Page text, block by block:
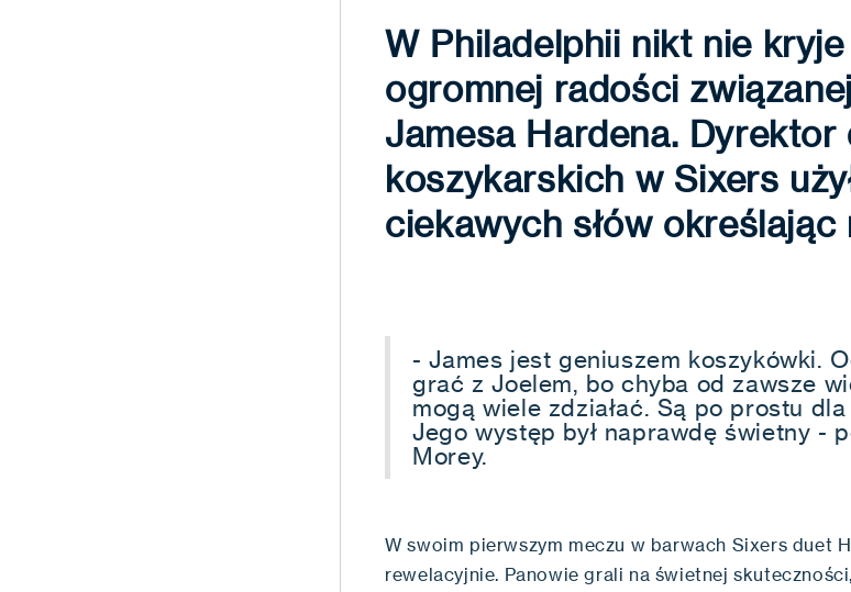
W Philadelphii nikt nie
ogromnej radości
Jamesa Hardena. Dyrektor
koszykarskich w Sixers
ciekawych słów określając
- James jest geniuszem koszykówki.
grać z Joelem, bo chyba od zawsze
mogą wiele zdziałać. Są po prostu
Jego występ był naprawdę świetny -
Morey.
W swoim pierwszym meczu w barwach Sixers duet
rewelacyjnie. Panowie grali na świetnej